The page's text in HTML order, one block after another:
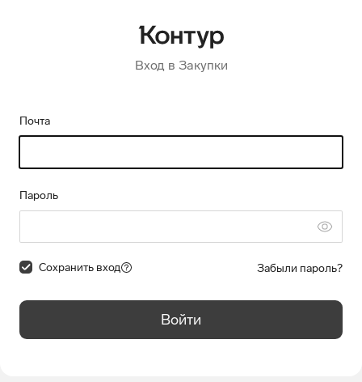
Вход в Закупки
Почта
Пароль
Сохранить вход Забыли пароль?
Войти